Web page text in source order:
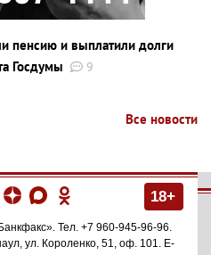
пенсию и выплатили долги
Госдумы
9
Все новости
18+
. Тел. +7 960-945-96-96
ул. Короленко, 51, оф. 101
. E-